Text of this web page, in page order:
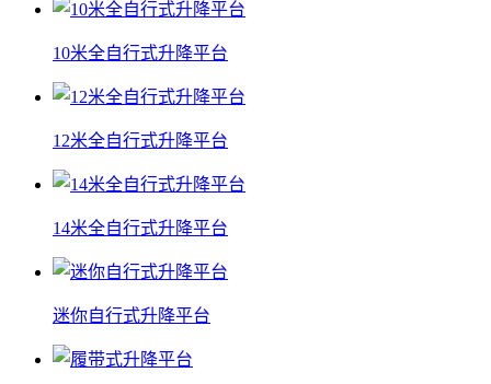
10米全自行式升降平台
12米全自行式升降平台
14米全自行式升降平台
迷你自行式升降平台